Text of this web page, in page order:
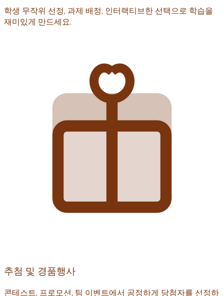
학생 무작위 선정, 과제 배정, 인터랙티브한 선택으로 학습을
재미있게 만드세요.
추첨 및 경품행사
콘테스트, 프로모션, 팀 이벤트에서 공정하게 당첨자를 선정하